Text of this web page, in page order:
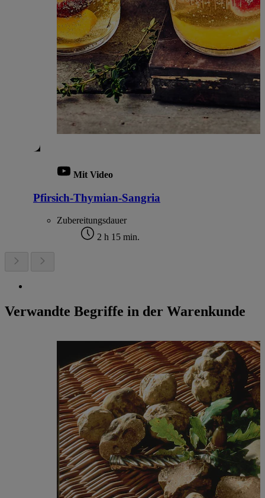
Mit Video
Pfirsich-Thymian-Sangria
Zubereitungsdauer
2 h 15 min.
Verwandte Begriffe in der Warenkunde